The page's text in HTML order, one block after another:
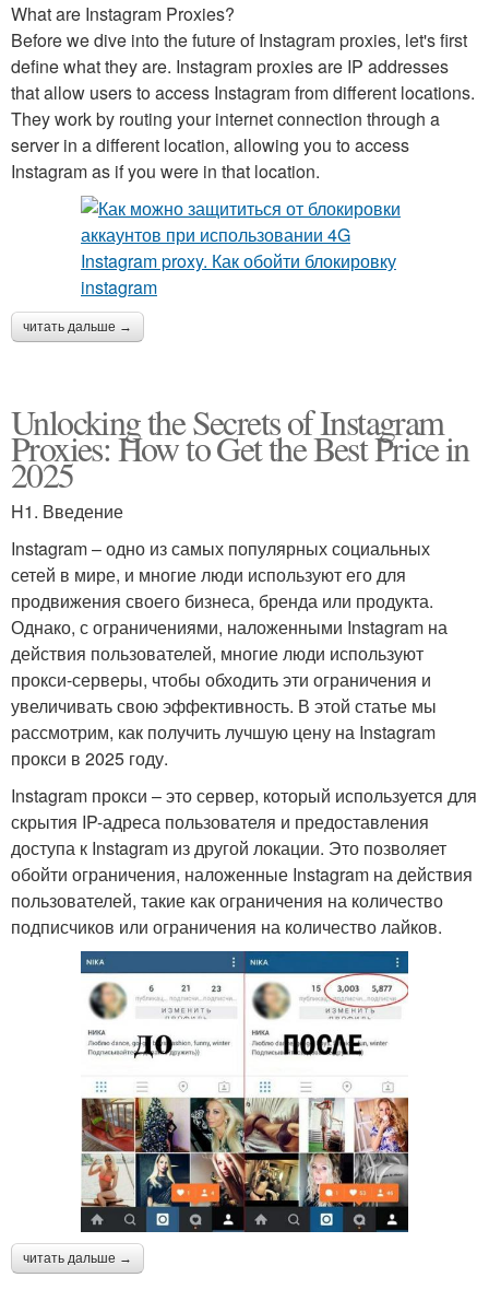
What are Instagram Proxies?
Before we dive into the future of Instagram proxies, let's first
define what they are. Instagram proxies are IP addresses
that allow users to access Instagram from different locations.
They work by routing your internet connection through a
server in a different location, allowing you to access
Instagram as if you were in that location.
читать дальше →
Unlocking the Secrets of Instagram
Proxies: How to Get the Best Price in
2025
H1. Введение
Instagram – одно из самых популярных социальных
сетей в мире, и многие люди используют его для
продвижения своего бизнеса, бренда или продукта.
Однако, с ограничениями, наложенными Instagram на
действия пользователей, многие люди используют
прокси-серверы, чтобы обходить эти ограничения и
увеличивать свою эффективность. В этой статье мы
рассмотрим, как получить лучшую цену на Instagram
прокси в 2025 году.
Instagram прокси – это сервер, который используется для
скрытия IP-адреса пользователя и предоставления
доступа к Instagram из другой локации. Это позволяет
обойти ограничения, наложенные Instagram на действия
пользователей, такие как ограничения на количество
подписчиков или ограничения на количество лайков.
читать дальше →